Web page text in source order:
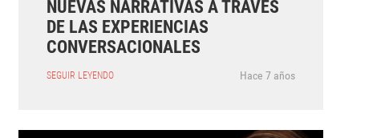
NUEVAS NARRATIVAS A TRAVÉS
DE LAS EXPERIENCIAS
CONVERSACIONALES
SEGUIR LEYENDO Hace 7 años